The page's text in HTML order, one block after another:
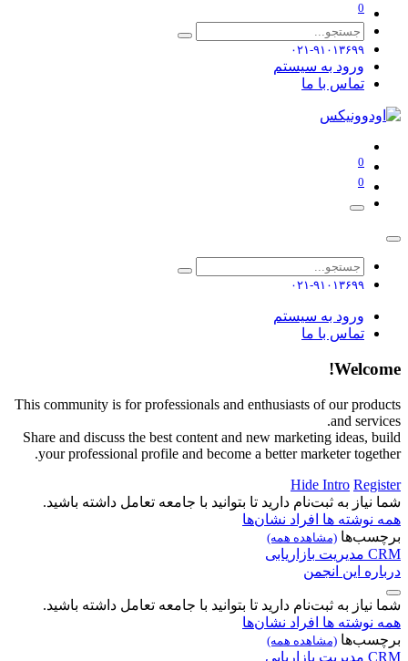
0
۰۲۱-۹۱۰۱۳۶۹۹
ورود به سیستم
تماس با ما
0
0
۰۲۱-۹۱۰۱۳۶۹۹
ورود به سیستم
تماس با ما
Welcome!
This community is for professionals and enthusiasts of our products
and services.
Share and discuss the best content and new marketing ideas, build
your professional profile and become a better marketer together.
Hide Intro Register
شما نیاز به ثبت‌نام دارید تا بتوانید با جامعه تعامل داشته باشید.
همه نوشته ها افراد نشان‌ها
برچسب‌ها (مشاهده همه)
CRM مدیریت بازاریابی
درباره این انجمن
شما نیاز به ثبت‌نام دارید تا بتوانید با جامعه تعامل داشته باشید.
همه نوشته ها افراد نشان‌ها
برچسب‌ها (مشاهده همه)
CRM مدیریت بازاریابی